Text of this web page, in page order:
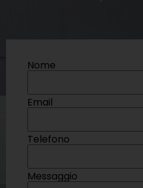
Nome
Email
Telefono
Messaggio